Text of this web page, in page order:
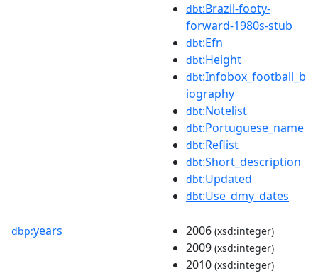
dbt:Brazil-footy-
forward-1980s-stub
dbt:Efn
dbt:Height
dbt:Infobox_football_b
iography
dbt:Notelist
dbt:Portuguese_name
dbt:Reflist
dbt:Short_description
dbt:Updated
dbt:Use_dmy_dates
dbp:years 2006 (xsd:integer)
2009 (xsd:integer)
2010 (xsd:integer)